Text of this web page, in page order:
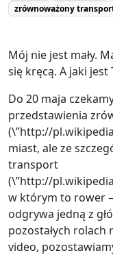
zrównoważony
Mój nie jest mały.
się kręcą. A jaki jest
Do 20 maja
przedstawienia
(\”http://
miast, ale ze
transport
(\”http://
w którym to rower
odgrywa jedną z
pozostałych rolach
video,